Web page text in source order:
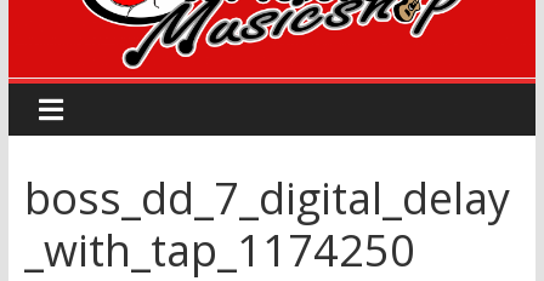
boss_dd_7_digital_delay
_with_tap_1174250